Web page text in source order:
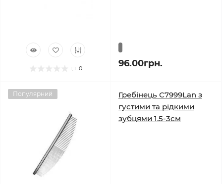
0 96.00грн.
Популярний
Гребінець С7999Lan з
густими та рідкими
зубцями 1.5-3см